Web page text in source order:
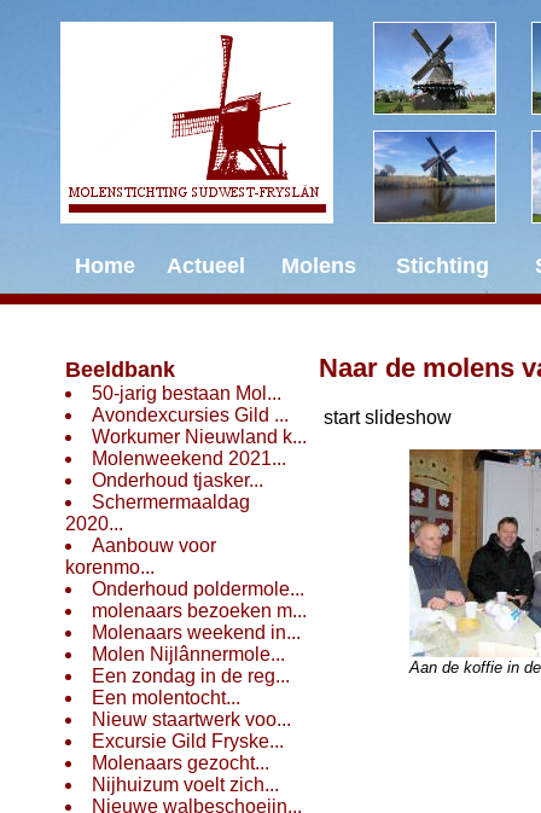
Home Actueel Molens Stichting
Beeldbank
50-jarig bestaan Mol...
Avondexcursies Gild ...
Workumer Nieuwland k...
Molenweekend 2021...
Onderhoud tjasker...
Schermermaaldag
2020...
Aanbouw voor
korenmo...
Onderhoud poldermole...
molenaars bezoeken m...
Molenaars weekend in...
Molen Nijlânnermole...
Een zondag in de reg...
Een molentocht...
Nieuw staartwerk voo...
Excursie Gild Fryske...
Molenaars gezocht...
Nijhuizum voelt zich...
Nieuwe walbeschoeiin...
Naar de molens
start slideshow
Aan de koffie in